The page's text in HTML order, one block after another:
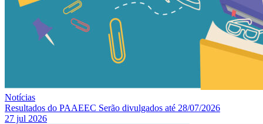
Notícias
Resultados do PAAEEC Serão divulgados até 28/07/2026
27 jul 2026